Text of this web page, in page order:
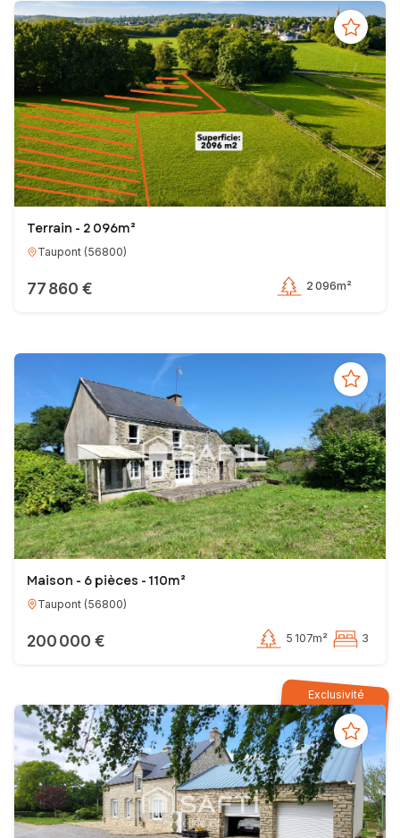
Terrain - 2 096m²
Taupont (56800)
77 860 € 2 096m²
Maison - 6 pièces - 110m²
Taupont (56800)
200 000 € 5 107m² 3
Exclusivité